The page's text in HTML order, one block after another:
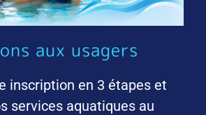
aux usagers
inscription en 3 étapes et
services aquatiques au